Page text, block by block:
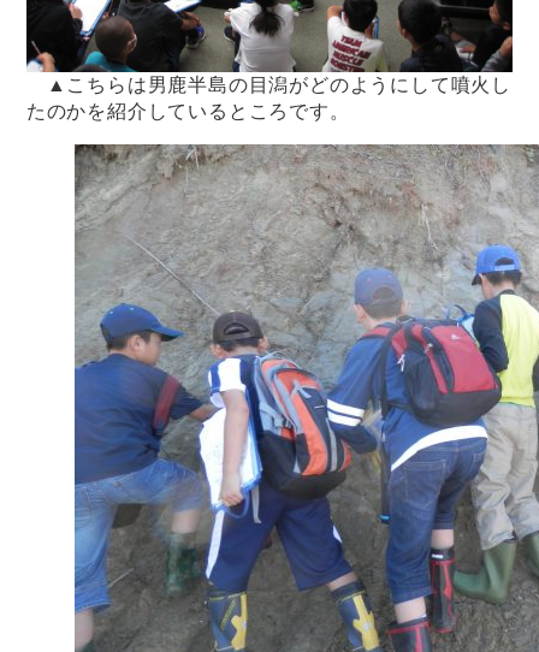
▲こちらは男鹿半島の目潟がどのようにして噴火し
たのかを紹介しているところです。